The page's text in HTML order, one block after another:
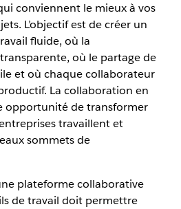
conviennent le mieux à vos
L’objectif est de créer un
fluide, où la
où le partage de
et où chaque collaborateur
La collaboration en
opportunité de transformer
travaillent et
sommets de
plateforme collaborative
de travail doit permettre